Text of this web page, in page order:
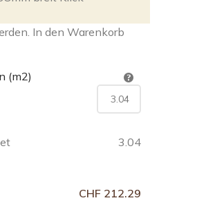
In den Warenkorb
(m2)
3.04
CHF 212.29